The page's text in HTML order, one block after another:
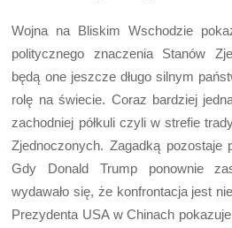
Wojna na Bliskim Wschodzie
politycznego znaczenia Stanów
będą one jeszcze długo silnym
rolę na świecie. Coraz bardziej
zachodniej półkuli czyli w strefie
Zjednoczonych. Zagadką pozostaje
Gdy Donald Trump ponownie
wydawało się, że konfrontacja jest
Prezydenta USA w Chinach